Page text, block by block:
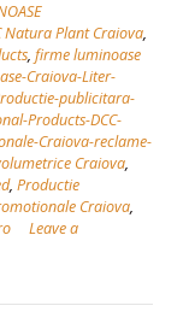
Natura Plant Craiova,
, firme luminoase
Craiova-Liter-
publicitara-
Products-DCC-
Craiova-reclame-
Craiova,
, Productie
Craiova,
Leave a